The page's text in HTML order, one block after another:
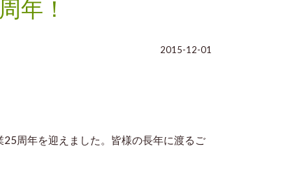
年！
2015-12-01
周年を迎えました。皆様の長年に渡るご